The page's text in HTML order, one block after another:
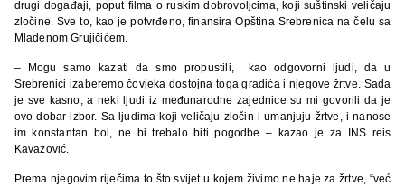
drugi događaji, poput filma o ruskim dobrovoljcima, koji suštinski veličaju
zločine. Sve to, kao je potvrđeno, finansira Opština Srebrenica na čelu sa
Mladenom Grujičićem.
– Mogu samo kazati da smo propustili, kao odgovorni ljudi, da u
Srebrenici izaberemo čovjeka dostojna toga gradića i njegove žrtve. Sada
je sve kasno, a neki ljudi iz međunarodne zajednice su mi govorili da je
ovo dobar izbor. Sa ljudima koji veličaju zločin i umanjuju žrtve, i nanose
im konstantan bol, ne bi trebalo biti pogodbe – kazao je za INS reis
Kavazović.
Prema njegovim riječima to što svijet u kojem živimo ne haje za žrtve, “već